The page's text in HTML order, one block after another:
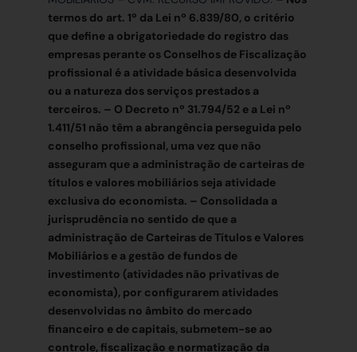
termos do art. 1º da Lei nº 6.839/80, o critério
que define a obrigatoriedade do registro das
empresas perante os Conselhos de Fiscalização
profissional é a atividade básica desenvolvida
ou a natureza dos serviços prestados a
terceiros. – O Decreto nº 31.794/52 e a Lei nº
1.411/51 não têm a abrangência perseguida pelo
conselho profissional, uma vez que não
asseguram que a administração de carteiras de
títulos e valores mobiliários seja atividade
exclusiva do economista. – Consolidada a
jurisprudência no sentido de que a
administração de Carteiras de Títulos e Valores
Mobiliários e a gestão de fundos de
investimento (atividades não privativas de
economista), por configurarem atividades
desenvolvidas no âmbito do mercado
financeiro e de capitais, submetem-se ao
controle, fiscalização e normatização da